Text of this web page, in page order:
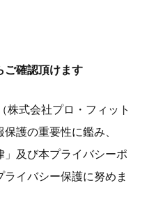
ご確認頂けます
株式会社プロ・フィット
護の重要性に鑑み、
」及び本プライバシーポ
イバシー保護に努めま